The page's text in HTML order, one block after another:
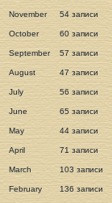
November 54 записи
October 60 записи
September 57 записи
August 47 записи
July 56 записи
June 65 записи
May 44 записи
April 71 записи
March 103 записи
February 136 записи